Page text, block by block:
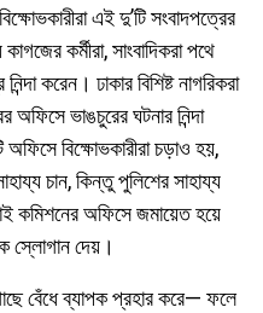
এই দু’টি সংবাদপত্রের
কর্মীরা, সাংবাদিকরা পথে
করেন। ঢাকার বিশিষ্ট নাগরিকরা
অফিসে ভাঙচুরের ঘটনার নিন্দা
বিক্ষোভকারীরা চড়াও হয়,
চান, কিন্তু পুলিশের সাহায্য
কমিশনের অফিসে জমায়েত হয়ে
স্লোগান দেয়।
বেঁধে ব্যাপক প্রহার করে— ফলে